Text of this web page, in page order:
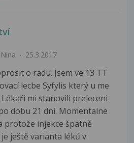
Nina 25.3.2017
o radu. Jsem ve 13 TT
lecbe Syfylis který u me
mi stanovili preleceni
dobu 21 dni. Momentalne
protože injekce špatně
ještě varianta léků v